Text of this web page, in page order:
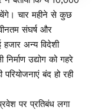
चार महीने से कुछ
संघर्ष और
अन्य विदेशी
उद्योग को गहरे
बंद हो रही
पर प्रतिबंध लगा